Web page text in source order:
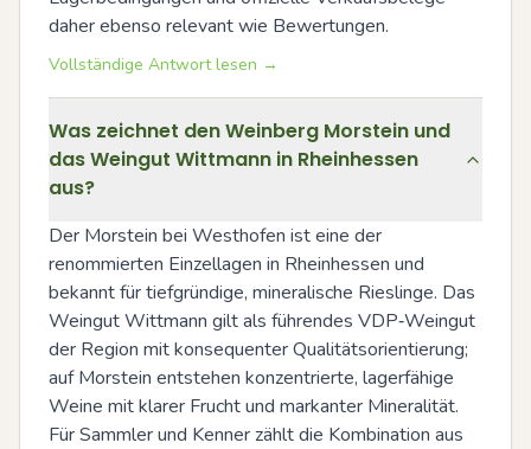
daher ebenso relevant wie Bewertungen.
Vollständige Antwort lesen →
Was zeichnet den Weinberg Morstein und
das Weingut Wittmann in Rheinhessen
aus?
Der Morstein bei Westhofen ist eine der
renommierten Einzellagen in Rheinhessen und
bekannt für tiefgründige, mineralische Rieslinge. Das
Weingut Wittmann gilt als führendes VDP‑Weingut
der Region mit konsequenter Qualitätsorientierung;
auf Morstein entstehen konzentrierte, lagerfähige
Weine mit klarer Frucht und markanter Mineralität.
Für Sammler und Kenner zählt die Kombination aus